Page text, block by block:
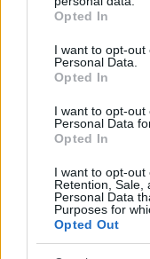
grant or deny
use your data for
consent section.
Opted In
I want to opt-out
Personal Data.
Opted In
I want to opt-
Personal Data
Opted In
I want to opt-out
Retention, Sale,
Personal Data
Purposes for
Opted Out
ΑΣΕΠ:
μόνο 2
ΑΣΕΠ: Εξ
μέρες